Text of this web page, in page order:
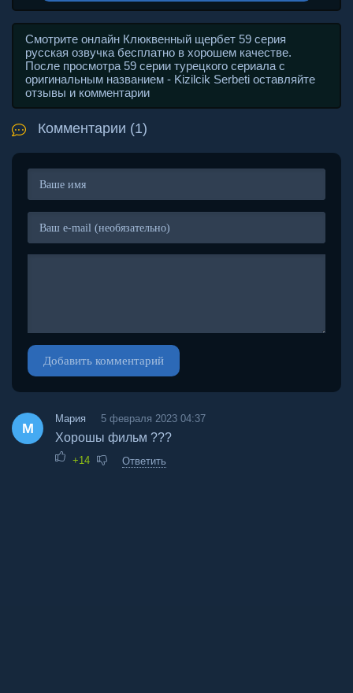
Смотрите онлайн Клюквенный щербет 59 серия
русская озвучка бесплатно в хорошем качестве.
После просмотра 59 серии турецкого сериала с
оригинальным названием - Kizilcik Serbeti оставляйте
отзывы и комментарии
Комментарии (1)
Добавить комментарий
М
Мария 5 февраля 2023 04:37
Хорошы фильм ???
+14 Ответить